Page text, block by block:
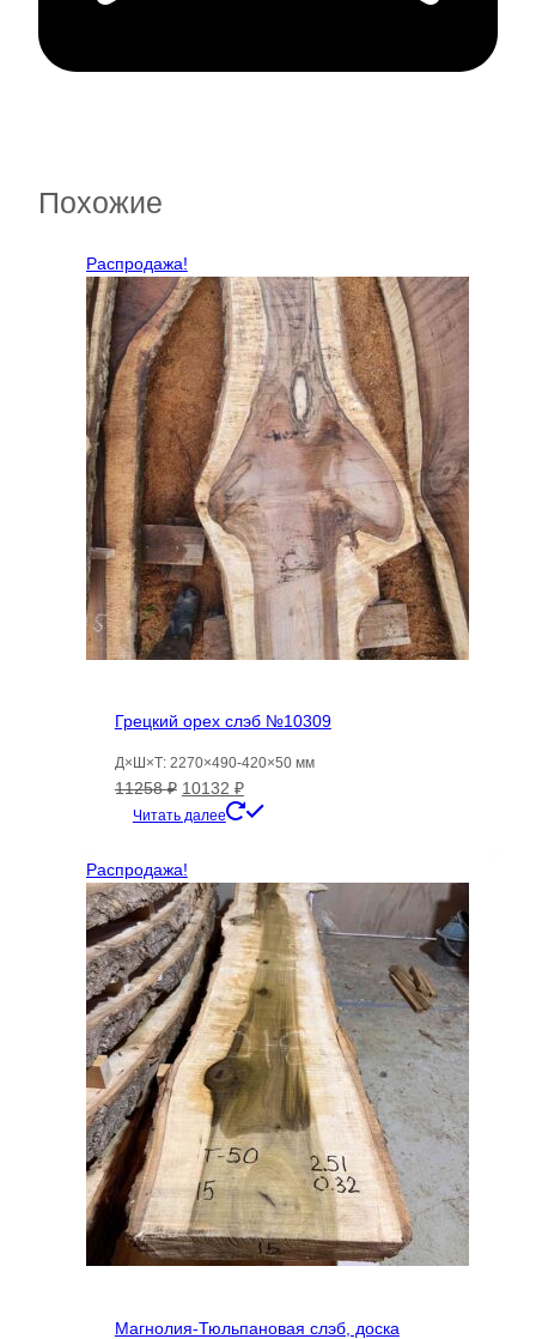
Похожие
Распродажа!
Грецкий орех слэб №10309
Д×Ш×Т: 2270×490-420×50 мм
11258₽ Первоначальная
цена
11258 ₽.
10132 ₽Текущая
цена:
Читать далее
Распродажа!
Магнолия-Тюльпановая слэб, доска